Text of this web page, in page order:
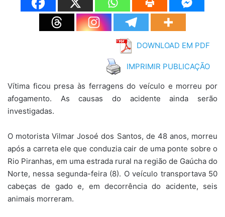
DOWNLOAD EM PDF
IMPRIMIR PUBLICAÇÃO
Vítima ficou presa às ferragens do veículo e morreu por
afogamento. As causas do acidente ainda serão
investigadas.
O motorista Vilmar Josoé dos Santos, de 48 anos, morreu
após a carreta ele que conduzia cair de uma ponte sobre o
Rio Piranhas, em uma estrada rural na região de Gaúcha do
Norte, nessa segunda-feira (8). O veículo transportava 50
cabeças de gado e, em decorrência do acidente, seis
animais morreram.